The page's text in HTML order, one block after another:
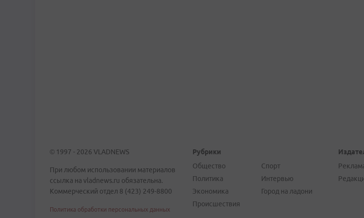
© 1997 - 2026 VLADNEWS
При любом использовании материалов
ссылка на vladnews.ru обязательна.
Коммерческий отдел 8 (423) 249-8800
Политика обработки персональных данных
Рубрики
Общество
Политика
Экономика
Происшествия
Спорт
Интервью
Город на ладони